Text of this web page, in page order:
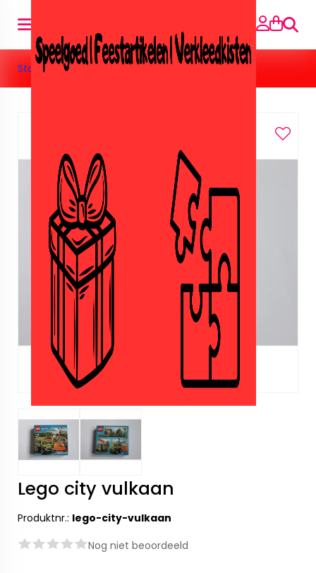
Suche
Startseite» Speelgoed»Lego» Lego city vulkaan
Lego city vulkaan
Produktnr.: lego-city-vulkaan
Nog niet beoordeeld